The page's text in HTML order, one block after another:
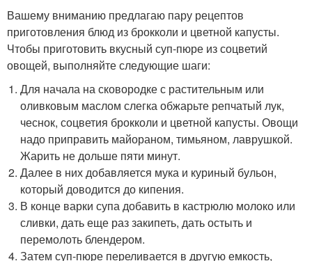
Вашему вниманию предлагаю пару рецептов
приготовления блюд из брокколи и цветной капусты.
Чтобы приготовить вкусный суп-пюре из соцветий
овощей, выполняйте следующие шаги:
Для начала на сковородке с растительным или
оливковым маслом слегка обжарьте репчатый лук,
чеснок, соцветия брокколи и цветной капусты. Овощи
надо приправить майораном, тимьяном, лаврушкой.
Жарить не дольше пяти минут.
Далее в них добавляется мука и куриный бульон,
который доводится до кипения.
В конце варки супа добавить в кастрюлю молоко или
сливки, дать еще раз закипеть, дать остыть и
перемолоть блендером.
Затем суп-пюре переливается в другую емкость,